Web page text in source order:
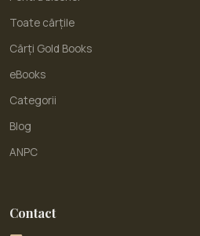
Toate cărțile
Cărți Gold Books
eBooks
Categorii
Blog
ANPC
Contact